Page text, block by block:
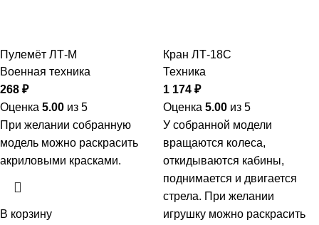
Пулемёт ЛТ-М
Военная техника
268 ₽
Оценка 5.00 из 5
При желании собранную
модель можно раскрасить
акриловыми красками.
В корзину
Кран ЛТ-18С
Техника
1 174 ₽
Оценка 5.00 из 5
У собранной модели
вращаются колеса,
откидываются кабины,
поднимается и двигается
стрела. При желании
игрушку можно раскрасить